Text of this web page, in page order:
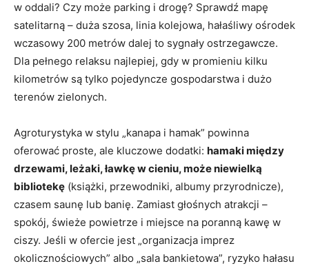
w oddali? Czy może parking i drogę? Sprawdź mapę
satelitarną – duża szosa, linia kolejowa, hałaśliwy ośrodek
wczasowy 200 metrów dalej to sygnały ostrzegawcze.
Dla pełnego relaksu najlepiej, gdy w promieniu kilku
kilometrów są tylko pojedyncze gospodarstwa i dużo
terenów zielonych.
Agroturystyka w stylu „kanapa i hamak” powinna
oferować proste, ale kluczowe dodatki: hamaki między
drzewami, leżaki, ławkę w cieniu, może niewielką
bibliotekę (książki, przewodniki, albumy przyrodnicze),
czasem saunę lub banię. Zamiast głośnych atrakcji –
spokój, świeże powietrze i miejsce na poranną kawę w
ciszy. Jeśli w ofercie jest „organizacja imprez
okolicznościowych” albo „sala bankietowa”, ryzyko hałasu